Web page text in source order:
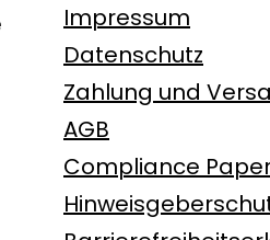
Impressum
Datenschutz
Zahlung und
AGB
Compliance